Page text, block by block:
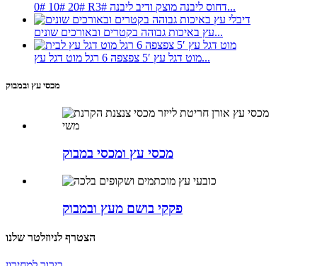
0# 10# 20# R3# דחוס ליבנה מוצק ודיב ליבנה...
עץ באיכות גבוהה בקטרים ​​ובאורכים שונים...
מוט דגל עץ 5′ צפצפה 6 רגל מוט דגל עץ...
מכסי עץ ובמבוק
מכסי עץ ומכסי במבוק
פקקי בושם מעץ ובמבוק
הצטרף לניוזלטר שלנו